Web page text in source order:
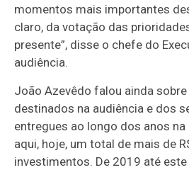
momentos mais importantes
claro, da votação das
presente”, disse o chefe do
audiência.
João Azevêdo falou ainda
destinados na audiência e dos
entregues ao longo dos anos na
aqui, hoje, um total de mais de
investimentos. De 2019 até